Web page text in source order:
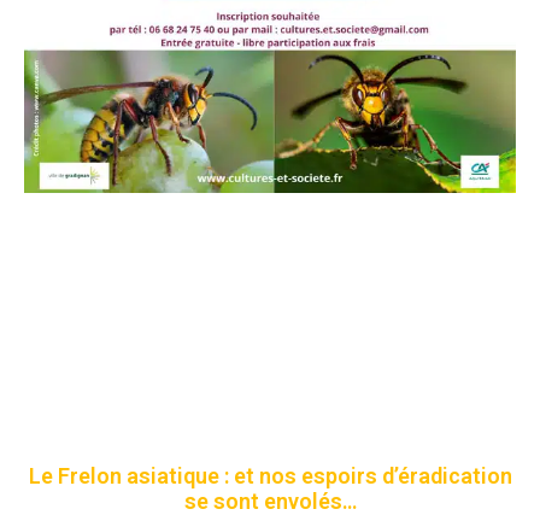
Le Frelon asiatique : et nos espoirs d’éradication
se sont envolés…